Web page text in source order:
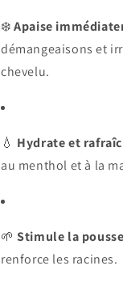
❄️Apaise
démangeaisons et
chevelu.
💧 Hydrate et
au menthol et à la
🌱Stimule la pousse
renforce les racines.